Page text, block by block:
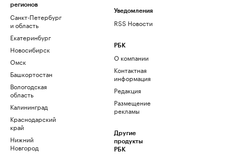
регионов
Санкт-Петербург
и область
Екатеринбург
Новосибирск
Омск
Башкортостан
Вологодская
область
Калининград
Краснодарский
край
Нижний
Новгород
Уведомления
RSS Новости
РБК
О компании
Контактная
информация
Редакция
Размещение
рекламы
Другие
продукты
РБК